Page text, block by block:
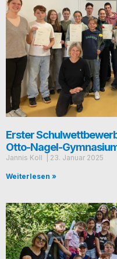
Erster
Otto-Nagel-
Jan­nis Koll 23. Janu­ar 2025
Weiterlesen »